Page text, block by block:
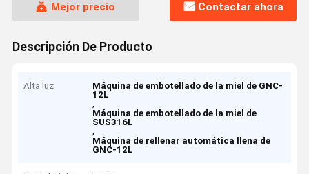
Mejor precio Contactar ahora
Descripción De Producto
Alta luz
Máquina de embotellado de la miel de GNC-
12L
,
Máquina de embotellado de la miel de
SUS316L
,
Máquina de rellenar automática llena de
GNC-12L